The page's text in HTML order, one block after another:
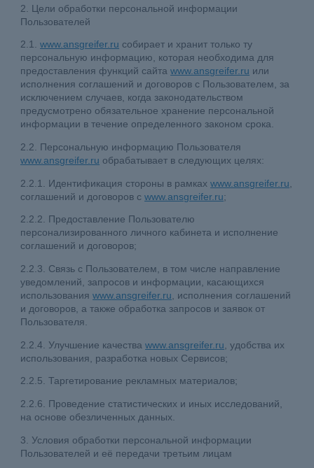
2. Цели обработки персональной информации
Пользователей
2.1.www.ansgreifer.ru собирает и хранит только ту
персональную информацию, которая необходима для
предоставления функций сайтаwww.ansgreifer.ru или
исполнения соглашений и договоров с Пользователем, за
исключением случаев, когда законодательством
предусмотрено обязательное хранение персональной
информации в течение определенного законом срока.
2.2. Персональную информацию Пользователя
www.ansgreifer.ru обрабатывает в следующих целях:
2.2.1. Идентификация стороны в рамкахwww.ansgreifer.ru
соглашений и договоров сwww.ansgreifer.ru;
2.2.2. Предоставление Пользователю
персонализированного личного кабинета и исполнение
соглашений и договоров;
2.2.3. Связь с Пользователем, в том числе направление
уведомлений, запросов и информации, касающихся
использованияwww.ansgreifer.ru, исполнения соглашений
и договоров, а также обработка запросов и заявок от
Пользователя.
2.2.4. Улучшение качестваwww.ansgreifer.ru , удобства их
использования, разработка новых Сервисов;
2.2.5. Таргетирование рекламных материалов;
2.2.6. Проведение статистических и иных исследований,
на основе обезличенных данных.
3. Условия обработки персональной информации
Пользователей и её передачи третьим лицам